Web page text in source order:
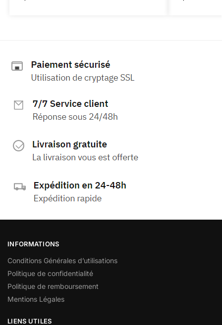
INFORMATIONS
Conditions Générales d’utilisations
Politique de confidentialité
Politique de remboursement
Mentions Légales
LIENS UTILES